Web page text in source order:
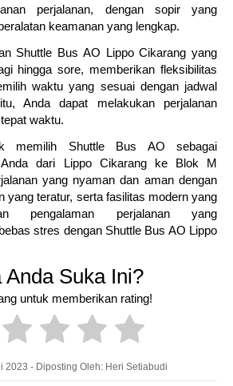
perjalanan, dengan sopir yang
keamanan yang lengkap.
Shuttle Bus AO Lippo Cikarang yang
hingga sore, memberikan fleksibilitas
waktu yang sesuai dengan jadwal
Anda dapat melakukan perjalanan
waktu.
memilih Shuttle Bus AO sebagai
Anda dari Lippo Cikarang ke Blok M
yang nyaman dan aman dengan
yang teratur, serta fasilitas modern yang
pengalaman perjalanan yang
stres dengan Shuttle Bus AO Lippo
Anda Suka Ini?
untuk memberikan rating!
2023 - Diposting Oleh: Heri Setiabudi